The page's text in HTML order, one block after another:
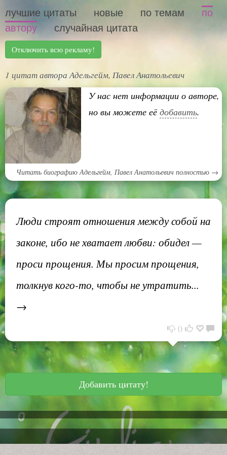
лучшие цитаты новые по темам
по
автору
случайная цитата
Отключить всю рекламу!
1 цитат автора Адельгейм, Павел Анатольевич
У нас нет информации о авторе,
но вы можете её добавить.
Читать биографию Адельгейм, Павел Анатольевич полностью →
Люди строят отношения между собой на
законе, ибо не хватает любви: обидел —
проси прощения. Мы просим прощения,
толкнув кого-то, чтобы не утратить...
→
0
Добавить цитату!